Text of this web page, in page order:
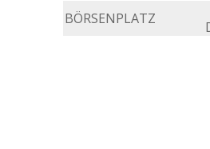
BÖRSENPLATZ